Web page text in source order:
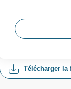
Télécharger la